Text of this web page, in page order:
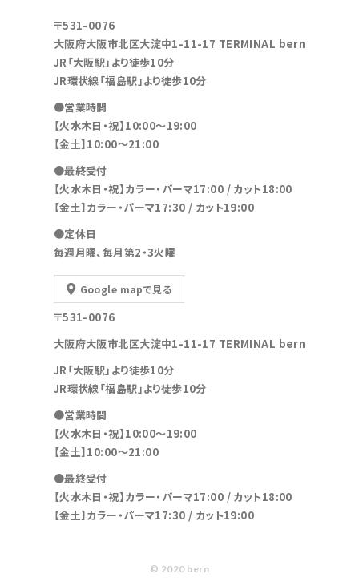
〒531-0076
大阪府大阪市北区大淀中1-11-17 TERMINAL bern
JR「大阪駅」より徒歩10分
JR環状線「福島駅」より徒歩10分
●営業時間
【火水木日・祝】10:00～19:00
【金土】10:00〜21:00
●最終受付
【火水木日・祝】カラー・パーマ17:00 / カット18:00
【金土】カラー・パーマ17:30 / カット19:00
●定休日
毎週月曜、毎月第2・3火曜
Google mapで見る
〒531-0076
大阪府大阪市北区大淀中1-11-17 TERMINAL bern
JR「大阪駅」より徒歩10分
JR環状線「福島駅」より徒歩10分
●営業時間
【火水木日・祝】10:00～19:00
【金土】10:00〜21:00
●最終受付
【火水木日・祝】カラー・パーマ17:00 / カット18:00
【金土】カラー・パーマ17:30 / カット19:00
© 2020 bern